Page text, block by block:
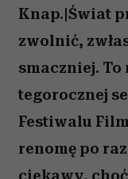
Knap.|Świat
zwolnić,
smaczniej.
tegorocznej
Festiwalu
renomę po